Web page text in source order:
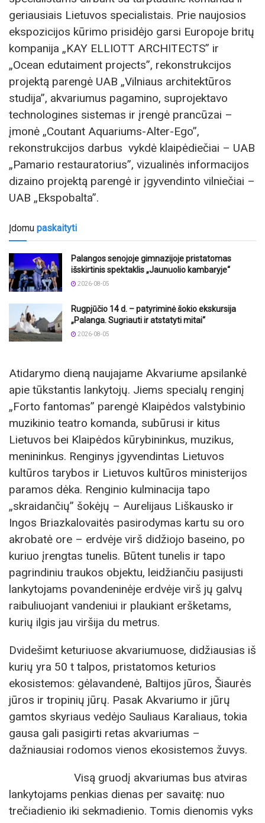
geriausiais Lietuvos specialistais. Prie naujosios
ekspozicijos kūrimo prisidėjo garsi Europoje britų
kompanija „KAY ELLIOTT ARCHITECTS” ir
„Ocean edutaiment projects”, rekonstrukcijos
projektą parengė UAB „Vilniaus architektūros
studija”, akvariumus pagamino, suprojektavo
technologines sistemas ir įrengė prancūzai –
įmonė „Coutant Aquariums-Alter-Ego”,
rekonstrukcijos darbus vykdė klaipėdiečiai – UAB
„Pamario restauratorius”, vizualinės informacijos
dizaino projektą parengė ir įgyvendinto vilniečiai –
UAB „Ekspobalta”.
Įdomu paskaityti
Palangos senojoje gimnazijoje pristatomas
išskirtinis spektaklis „Jaunuolio kambaryje“
2026-08-05
Rugpjūčio 14 d. – patyriminė šokio ekskursija
„Palanga. Sugriauti ir atstatyti mitai“
2026-08-05
Atidarymo dieną naujajame Akvariume apsilankė
apie tūkstantis lankytojų. Jiems specialų renginį
„Forto fantomas” parengė Klaipėdos valstybinio
muzikinio teatro komanda, subūrusi ir kitus
Lietuvos bei Klaipėdos kūrybininkus, muzikus,
menininkus. Renginys įgyvendintas Lietuvos
kultūros tarybos ir Lietuvos kultūros ministerijos
paramos dėka. Renginio kulminacija tapo
„skraidančių” šokėjų – Aurelijaus Liškausko ir
Ingos Briazkalovaitės pasirodymas kartu su oro
akrobatė ore – erdvėje virš didžiojo baseino, po
kuriuo įrengtas tunelis. Būtent tunelis ir tapo
pagrindiniu traukos objektu, leidžiančiu pasijusti
lankytojams povandeninėje erdvėje virš jų galvų
raibuliuojant vandeniui ir plaukiant eršketams,
kurių ilgis jau viršija du metrus.
Dvidešimt keturiuose akvariumuose, didžiausias iš
kurių yra 50 t talpos, pristatomos keturios
ekosistemos: gėlavandenė, Baltijos jūros, Šiaurės
jūros ir tropinių jūrų. Pasak Akvariumo ir jūrų
gamtos skyriaus vedėjo Sauliaus Karaliaus, tokia
gausa gali pasigirti retas akvariumas –
dažniausiai rodomos vienos ekosistemos žuvys.
Visą gruodį akvariumas bus atviras
lankytojams penkias dienas per savaitę: nuo
trečiadienio iki sekmadienio. Tomis dienomis vyks